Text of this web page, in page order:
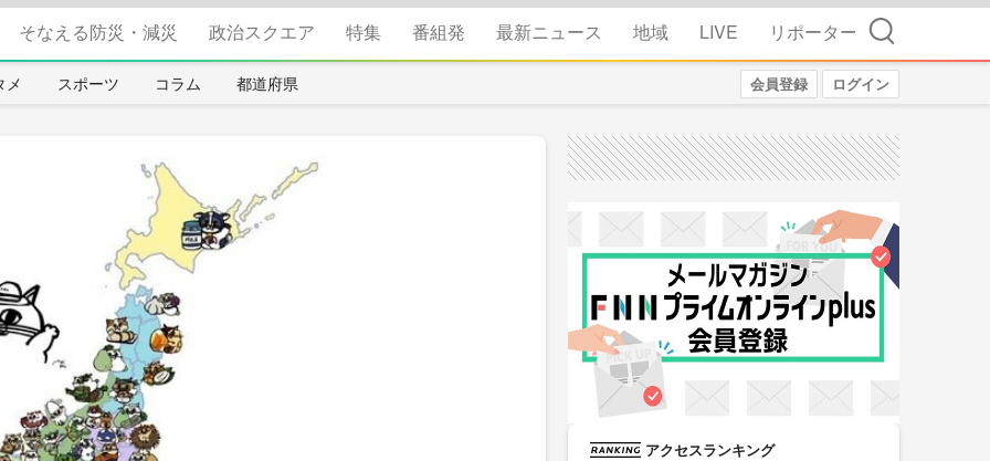
そなえる防災・減災 政治スクエア 特集 番組発 最新ニュース 地域 LIVE リポーター 検索
メ スポーツ コラム 都道府県 会員登録 ログイン
アクセスランキング